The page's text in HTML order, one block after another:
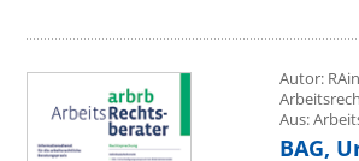
Autor:
Aus:
BAG,